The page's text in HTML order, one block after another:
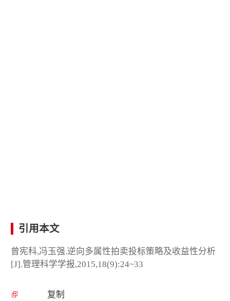
引用本文
曾宪科,冯玉强.逆向多属性拍卖投标策略及收益性分析
[J].管理科学学报,2015,18(9):24~33
复制